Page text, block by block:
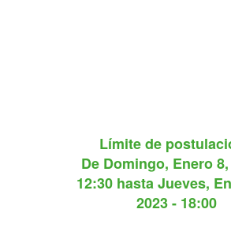
Límite de
De Domingo, Enero
12:30hastaJueves,
2023 - 18:00